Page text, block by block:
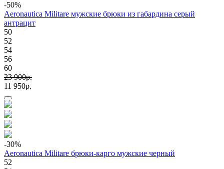
-50%
Aeronautica Militare мужские брюки из габардина серый
антрацит
50
52
54
56
60
23 900p.
11 950p.
-30%
Aeronautica Militare брюки-карго мужские черный
52